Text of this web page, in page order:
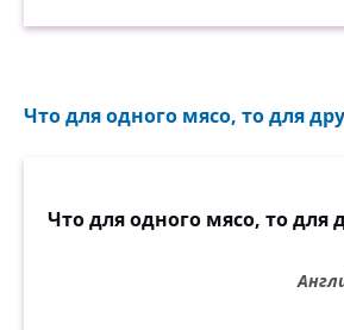
Что для одного мясо, то для
Что для одного мясо, то для